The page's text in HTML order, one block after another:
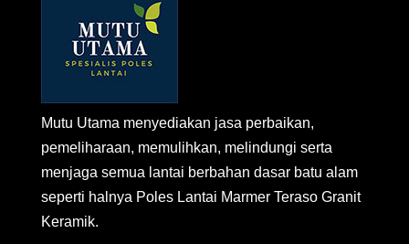
Mutu Utama menyediakan jasa perbaikan,
pemeliharaan, memulihkan, melindungi serta
menjaga semua lantai berbahan dasar batu alam
seperti halnya Poles Lantai Marmer Teraso Granit
Keramik.